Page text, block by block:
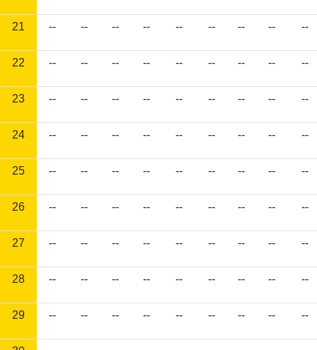
21 -- -- -- -- -- -- -- -- --
22 -- -- -- -- -- -- -- -- --
23 -- -- -- -- -- -- -- -- --
24 -- -- -- -- -- -- -- -- --
25 -- -- -- -- -- -- -- -- --
26 -- -- -- -- -- -- -- -- --
27 -- -- -- -- -- -- -- -- --
28 -- -- -- -- -- -- -- -- --
29 -- -- -- -- -- -- -- -- --